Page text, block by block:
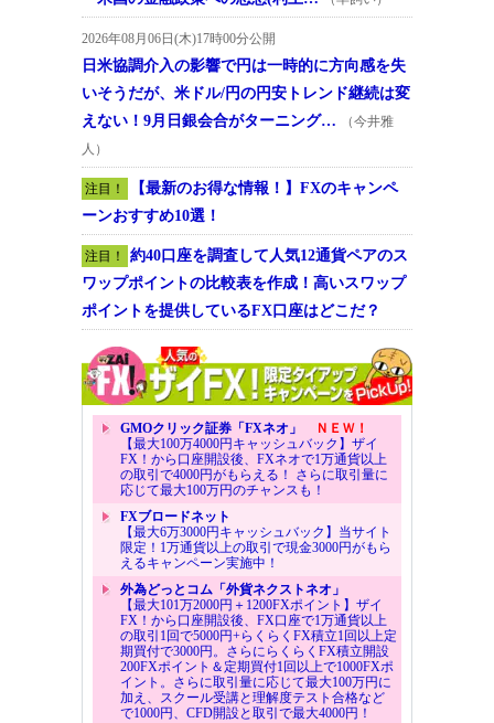
2026年08月06日(木)17時00分公開
日米協調介入の影響で円は一時的に方向感を失
いそうだが、米ドル/円の円安トレンド継続は変
えない！9月日銀会合がターニング…
（今井雅
人）
注目！
【最新のお得な情報！】FXのキャンペ
ーンおすすめ10選！
注目！
約40口座を調査して人気12通貨ペアのス
ワップポイントの比較表を作成！高いスワップ
ポイントを提供しているFX口座はどこだ？
GMOクリック証券「FXネオ」
ＮＥＷ！
【最大100万4000円キャッシュバック】ザイ
FX！から口座開設後、FXネオで1万通貨以上
の取引で4000円がもらえる！ さらに取引量に
応じて最大100万円のチャンスも！
FXブロードネット
【最大6万3000円キャッシュバック】当サイト
限定！1万通貨以上の取引で現金3000円がもら
えるキャンペーン実施中！
外為どっとコム「外貨ネクストネオ」
【最大101万2000円＋1200FXポイント】ザイ
FX！から口座開設後、FX口座で1万通貨以上
の取引1回で5000円+らくらくFX積立1回以上定
期買付で3000円。さらにらくらくFX積立開設
200FXポイント＆定期買付1回以上で1000FXポ
イント。さらに取引量に応じて最大100万円に
加え、スクール受講と理解度テスト合格など
で1000円、CFD開設と取引で最大4000円！